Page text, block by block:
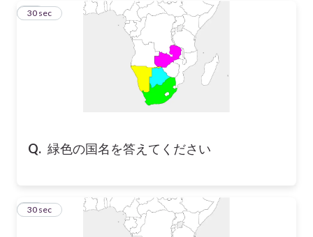
Q. 緑色の国名を答えてください
17
30 sec
18
30 sec